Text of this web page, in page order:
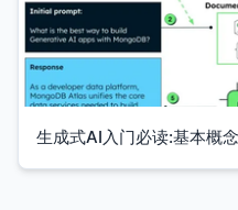
生成式AI入门必读:基本概